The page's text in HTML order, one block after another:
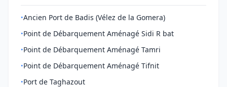
•Ancien Port de Badis (Vélez de la Gomera)
•Point de Débarquement Aménagé Sidi R bat
•Point de Débarquement Aménagé Tamri
•Point de Débarquement Aménagé Tifnit
•Port de Taghazout